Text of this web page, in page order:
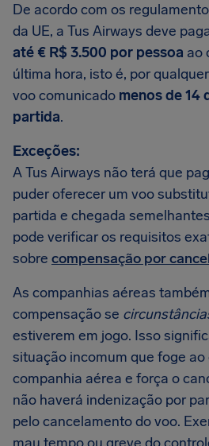
De acordo com os
da UE, a Tus Airways deve
até € R$ 3.500 por pessoa ao
última hora, isto é, por
voo comunicado menos de 14
partida.
Exceções:
A Tus Airways não terá que
puder oferecer um voo
partida e chegada
pode verificar os requisitos
sobre compensação por
As companhias aéreas
compensação se
estiverem em jogo. Isso
situação incomum que foge ao
companhia aérea e força o
não haverá indenização por
pelo cancelamento do voo.